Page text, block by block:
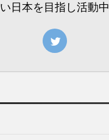
い日本を目指し活動中